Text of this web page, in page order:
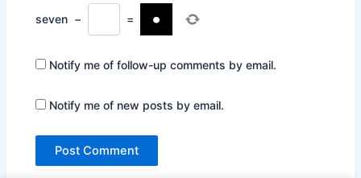
seven − =
Notify me of follow-up comments by email.
Notify me of new posts by email.